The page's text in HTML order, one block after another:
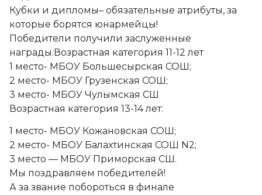
Кубки и дипломы– обязательные атрибуты, за
которые борятся юнармейцы!
Победители получили заслуженные
награды.Возрастная категория 11-12 лет
1 место- МБОУ Большесырская СОШ;
2 место- МБОУ Грузенская СОШ;
3 место- МБОУ Чулымская СШ
Возрастная категория 13-14 лет:
1 место- МБОУ Кожановская СОШ;
2 место- МБОУ Балахтинская СОШ N2;
3 место — МБОУ Приморская СШ.
Мы поздравляем победителей!
А за звание побороться в финале